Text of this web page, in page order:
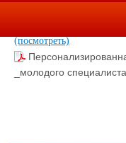
Информационная
(посмотреть)
_молодого